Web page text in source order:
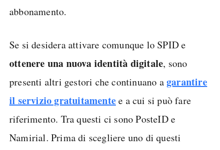
abbonamento.
Se si desidera attivare comunque lo SPID e
ottenere una nuova identità digitale, sono
presenti altri gestori che continuano agarantire
il servizio gratuitamentee a cui si può fare
riferimento. Tra questi ci sono PosteID e
Namirial. Prima di scegliere uno di questi